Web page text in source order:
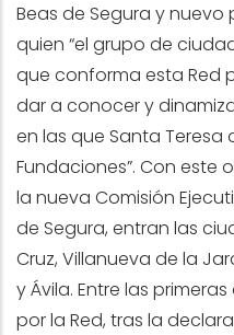
Beas de Segura y nuevo
quien “el grupo de
que conforma esta Red
dar a conocer y
en las que Santa Teresa
Fundaciones”. Con
la nueva Comisión
de Segura, entran las
Cruz, Villanueva de la
y Ávila. Entre las
por la Red, tras la